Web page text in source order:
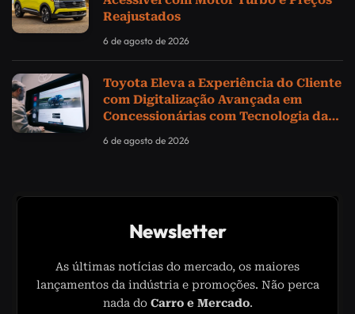
Reajustados
6 de agosto de 2026
Toyota Eleva a Experiência do Cliente
com Digitalização Avançada em
Concessionárias com Tecnologia da
6 de agosto de 2026
Newsletter
As últimas notícias do mercado, os maiores
lançamentos da indústria e promoções. Não perca
nada do Carro e Mercado.